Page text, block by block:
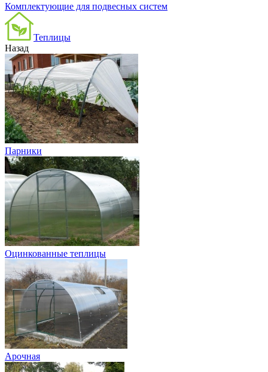
Комплектующие для подвесных систем
Теплицы
Назад
Парники
Оцинкованные теплицы
Арочная